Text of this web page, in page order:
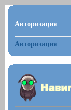
Авторизация
Авторизация